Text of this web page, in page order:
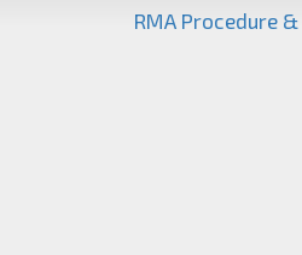
RMA Procedure